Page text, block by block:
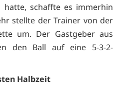
schaffte es immerhin
stellte der Trainer von der
um. Der Gastgeber aus
den Ball auf eine 5-3-2-
Halbzeit